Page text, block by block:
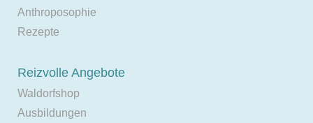
Anthroposophie
Rezepte
Reizvolle Angebote
Waldorfshop
Ausbildungen